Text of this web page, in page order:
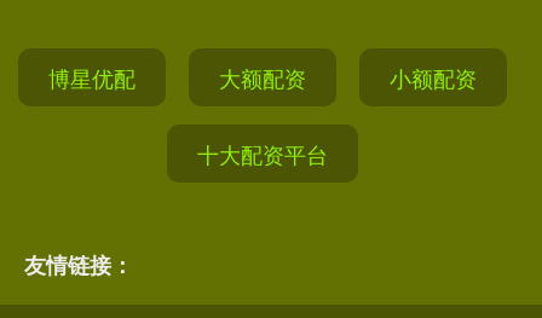
博星优配 大额配资 小额配资
十大配资平台
友情链接：